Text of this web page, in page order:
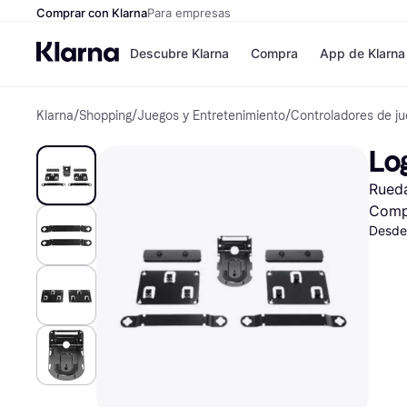
Comprar con KlarnaPara empresas
Descubre Klarna
Formas de
Paga ahora
Paga en 3 plazos
Paga en 30 días
Financiación
Klarna en Apple
Compra
Tiendas
Zalando Prive
JD Sports
Directorio de
App de Klarna
Klarna/Shopping/Juegos y Entretenimiento/Controladores de